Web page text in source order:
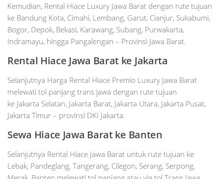
Kemudian, Rental Hiace Luxury Jawa Barat dengan rute tujuan
ke Bandung Kota, Cimahi, Lembang, Garut, Cianjur, Sukabumi,
Bogor, Depok, Bekasi, Karawang, Subang, Purwakarta,
Indramayu, hingga Pangalengan – Provinsi Jawa Barat.
Rental Hiace Jawa Barat ke Jakarta
Selanjutnya Harga Rental Hiace Premio Luxury Jawa Barat
melewati tol panjang trans jawa dengan rute tujuan
ke Jakarta Selatan, Jakarta Barat, Jakarta Utara, Jakarta Pusat,
Jakarta Timur – provinsi DKI Jakarta.
Sewa Hiace Jawa Barat ke Banten
Selanjutnya Rental Hiace Jawa Barat untuk rute tujuan ke
Lebak, Pandeglang, Tangerang, Cilegon, Serang, Serpong,